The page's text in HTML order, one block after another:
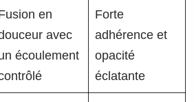
en
avec
écoulement
Forte
adhérence et
opacité
éclatante